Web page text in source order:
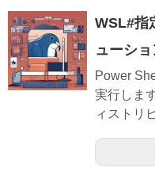
WSL#指
ューシ
Power
実行しま
ィストリ